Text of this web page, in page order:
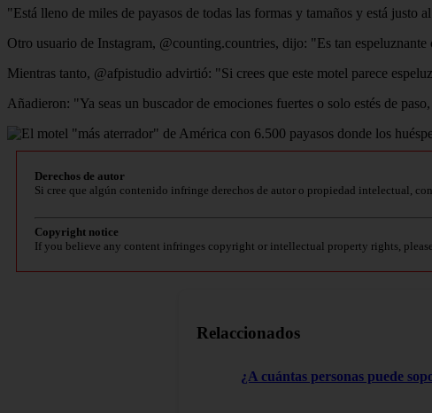
"Está lleno de miles de payasos de todas las formas y tamaños y está
Otro usuario de Instagram, @counting.countries, dijo: "Es tan espeluznante
Mientras tanto, @afpistudio advirtió: "Si crees que este motel parece
Añadieron: "Ya seas un buscador de emociones fuertes o solo estés de
Derechos de autor
Si cree que algún contenido infringe derechos de autor o propiedad intelectual,
Copyright notice
If you believe any content infringes copyright or intellectual property rights,
Relaccionados
¿A cuántas personas puede